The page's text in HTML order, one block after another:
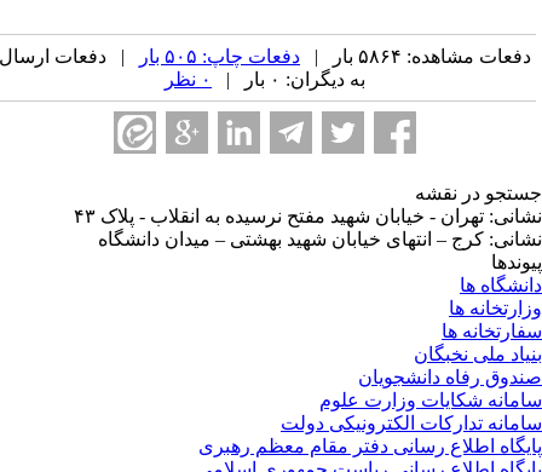
دفعات مشاهده: ۵۸۶۴ بار | دفعات چاپ: ۵۰۵ بار
| دفعات ارسال
به دیگران: ۰ بار |
در نقشه
تهران - خیابان شهید مفتح نرسیده به انقلاب - پلاک ۴۳
کرج – انتهای خیابان شهید بهشتی – میدان دانشگاه
ها
ها
ها
ملی نخبگان
رفاه دانشجویان
شکایات وزارت علوم
تدارکات الکترونیکی دولت
اطلاع رسانی دفتر مقام معظم رهبری